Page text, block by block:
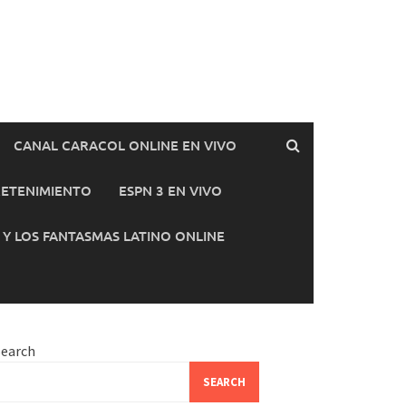
CANAL CARACOL ONLINE EN VIVO
ESPN 3 EN VIVO
LOS FANTASMAS LATINO ONLINE
SEARCH